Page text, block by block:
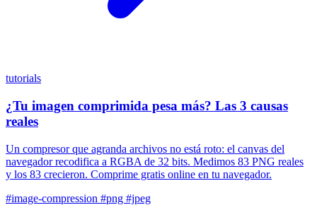
tutorials
¿Tu imagen comprimida pesa más? Las 3 causas
reales
Un compresor que agranda archivos no está roto: el canvas del
navegador recodifica a RGBA de 32 bits. Medimos 83 PNG reales
y los 83 crecieron. Comprime gratis online en tu navegador.
#image-compression #png #jpeg